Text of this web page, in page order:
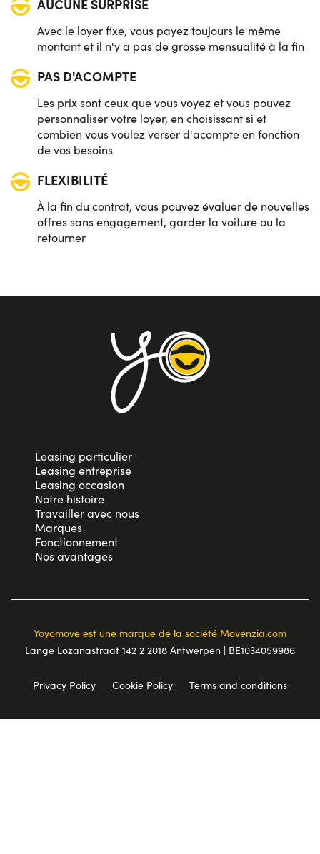
AUCUNE SURPRISE
Avec le loyer fixe, vous payez toujours le même
montant et il n'y a pas de grosse mensualité à la fin
PAS D'ACOMPTE
Les prix sont ceux que vous voyez et vous pouvez
personnaliser votre loyer, en choisissant si et
combien vous voulez verser d'acompte en fonction
de vos besoins
FLEXIBILITÉ
À la fin du contrat, vous pouvez évaluer de nouvelles
offres sans engagement, garder la voiture ou la
retourner
Leasing particulier
Leasing entreprise
Leasing occasion
Notre histoire
Travailler avec nous
Marques
Fonctionnement
Nos avantages
Yoyomove est une marque de la société Movenzia.com
Lange Lozanastraat 142 2 2018 Antwerpen | BE1034059986
Privacy Policy Cookie Policy Terms and conditions